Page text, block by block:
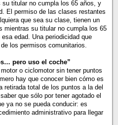
titular no cumpla los 65 años, y
El permiso de las clases restantes
que sea su clase, tienen un
mientras su titular no cumpla los 65
edad. Una periodicidad que
los permisos comunitarios.
pero uso el coche”
o ciclomotor sin tener puntos
hay que conocer bien cómo es
retirada total de los puntos a la del
que sólo por tener agotado el
ya no se pueda conducir: es
administrativo para llegar